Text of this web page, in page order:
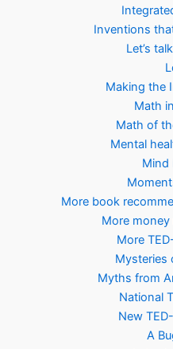
Inventions
Let’s
Making the
Math
Math of
Mental
Mind
More book
More
More
Mysteries
Myths from
National
New
A